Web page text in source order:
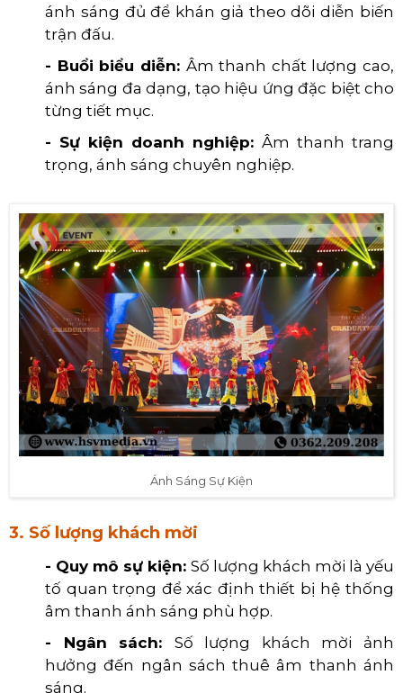
ánh sáng đủ để khán giả theo dõi diễn biến
trận đấu.
- Buổi biểu diễn: Âm thanh chất lượng cao,
ánh sáng đa dạng, tạo hiệu ứng đặc biệt cho
từng tiết mục.
- Sự kiện doanh nghiệp: Âm thanh trang
trọng, ánh sáng chuyên nghiệp.
Ánh Sáng Sự Kiện
3. Số lượng khách mời
- Quy mô sự kiện: Số lượng khách mời là yếu
tố quan trọng để xác định thiết bị hệ thống
âm thanh ánh sáng phù hợp.
- Ngân sách: Số lượng khách mời ảnh
hưởng đến ngân sách thuê âm thanh ánh
sáng.